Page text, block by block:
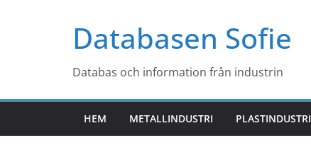
Databasen Sofie
Databas och information från industrin
HEM METALLINDUSTRI PLASTINDUSTRI